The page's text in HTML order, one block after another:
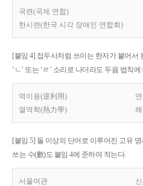
국련(국제 연합)
한시련(한국 시각 장애인 연합회)
[붙임 4] 접두사처럼 쓰이는 한자가 붙어서
‘ㄴ’ 또는 ‘ㄹ’ 소리로 나더라도 두음 법칙
역이용(逆利用)
열역학(熱力學)
[붙임 5] 둘 이상의 단어로 이루어진 고유
쓰는 수(數)도 붙임 4에 준하여 적는다.
서울여관